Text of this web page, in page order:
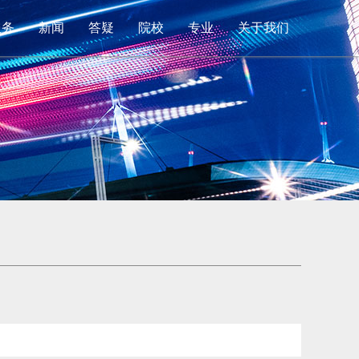
新闻 答疑 院校 专业 关于我们